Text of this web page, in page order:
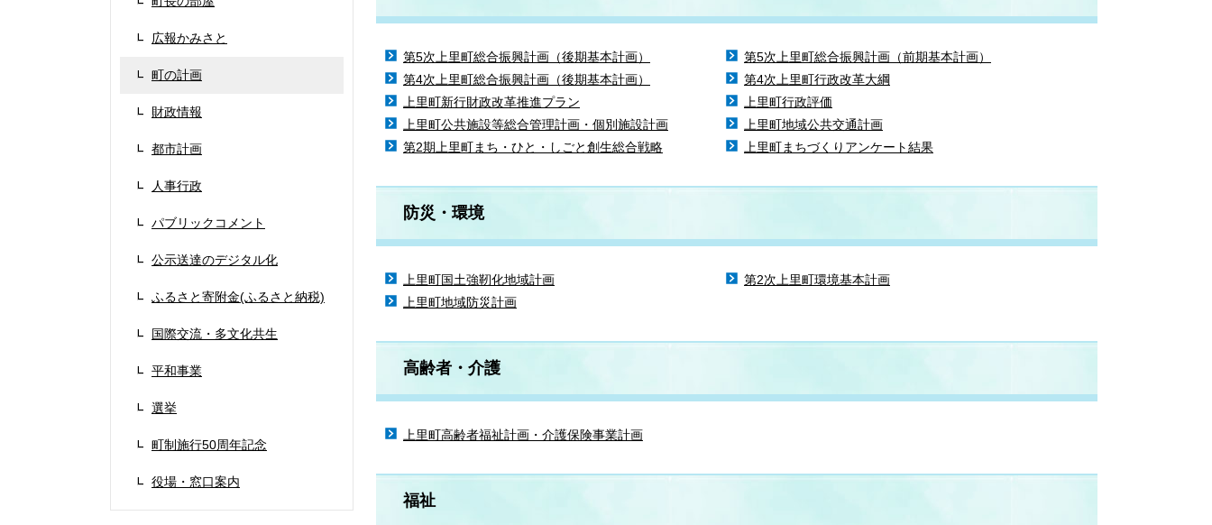
広報かみさと
町の計画
財政情報
都市計画
人事行政
パブリックコメント
公示送達のデジタル化
ふるさと寄附金(ふるさと納税)
国際交流・多文化共生
平和事業
選挙
町制施行50周年記念
役場・窓口案内
第5次上里町総合振興計画（後期基本計画）
第5次上里町総合振興計画（前期基本計画）
第4次上里町総合振興計画（後期基本計画）
第4次上里町行政改革大綱
上里町新行財政改革推進プラン
上里町行政評価
上里町公共施設等総合管理計画・個別施設計画
上里町地域公共交通計画
第2期上里町まち・ひと・しごと創生総合戦略
上里町まちづくりアンケート結果
防災・環境
上里町国土強靭化地域計画
第2次上里町環境基本計画
上里町地域防災計画
高齢者・介護
上里町高齢者福祉計画・介護保険事業計画
福祉